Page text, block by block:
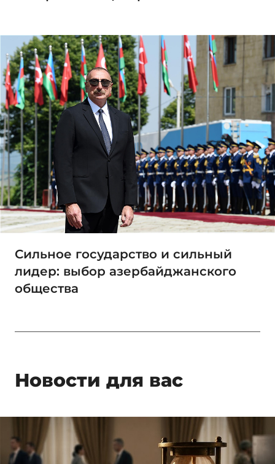
Сильное государство и сильный
лидер: выбор азербайджанского
общества
Новости для вас